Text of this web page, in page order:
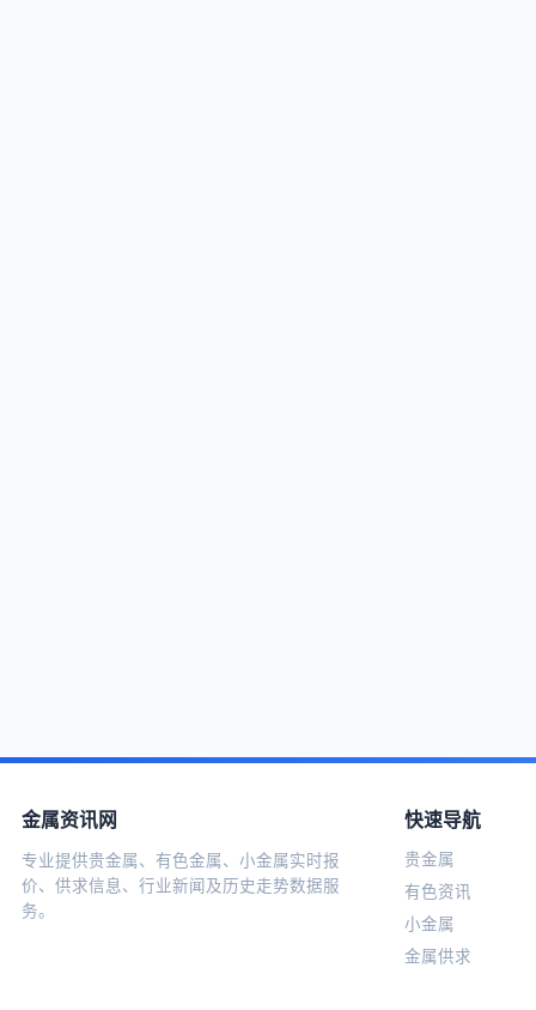
金属资讯网
专业提供贵金属、有色金属、小金属实时报
价、供求信息、行业新闻及历史走势数据服
务。
快速导航
贵金属
有色资讯
小金属
金属供求